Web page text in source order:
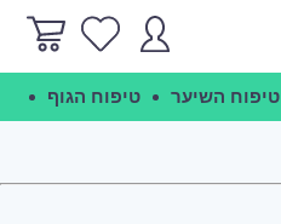
טיפוח השיער טיפוח הגוף